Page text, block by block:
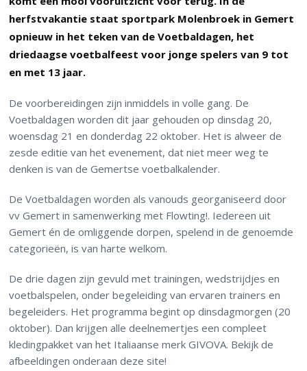
herfstvakantie staat sportpark Molenbroek in Gemert
opnieuw in het teken van de Voetbaldagen, het
driedaagse voetbalfeest voor jonge spelers van 9 tot
en met 13 jaar.
De voorbereidingen zijn inmiddels in volle gang. De
Voetbaldagen worden dit jaar gehouden op dinsdag 20,
woensdag 21 en donderdag 22 oktober. Het is alweer de
zesde editie van het evenement, dat niet meer weg te
denken is van de Gemertse voetbalkalender.
De Voetbaldagen worden als vanouds georganiseerd door
vv Gemert in samenwerking met Flowting!. Iedereen uit
Gemert én de omliggende dorpen, spelend in de genoemde
categorieën, is van harte welkom.
De drie dagen zijn gevuld met trainingen, wedstrijdjes en
voetbalspelen, onder begeleiding van ervaren trainers en
begeleiders. Het programma begint op dinsdagmorgen (20
oktober). Dan krijgen alle deelnemertjes een compleet
kledingpakket van het Italiaanse merk GIVOVA. Bekijk de
afbeeldingen onderaan deze site!